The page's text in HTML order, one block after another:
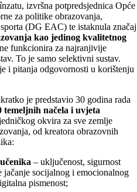
izvršna potpredsjednica Opće
za politike obrazovanja,
(DG EAC) te istaknula značaj
kao jedinog kvalitetnog
funkcionira za najranjivije
To je samo selektivni sustav.
i pitanja odgovornosti u korištenju
je predstavio 30 godina rada
temeljnih načela i uvjeta
okvira za sve zemlje
od kreatora obrazovnih
– uključenost, sigurnost
jačanje socijalnog i emocionalnog
pismenost;